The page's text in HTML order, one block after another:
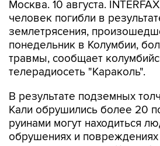
землетрясения,
понедельник в Колумбии,
травмы, сообщает
телерадиосеть "Караколь".
В результате подземных
руинами могут находиться
обрушениях и повреждениях
и из других городов